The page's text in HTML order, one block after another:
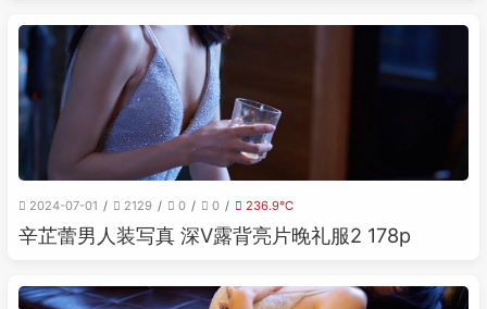
2024-07-01 2129 0 0 236.9℃
辛芷蕾男人装写真 深V露背亮片晚礼服2 178p